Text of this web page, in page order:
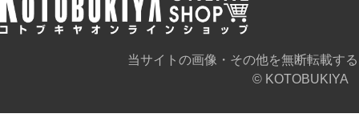
が可能となっています。
▼付属品
当サイトの画像・その他を無断転載す
© KOTOBUKIYA